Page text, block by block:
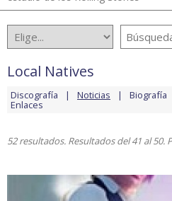
Local Natives
Discografía Noticias Biografía
Enlaces
52 resultados. Resultados del 41 al 50.